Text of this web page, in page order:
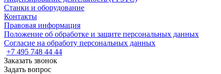
Станки и оборудование
Контакты
Правовая информация
Положение об обработке и защите персональных данных
Согласие на обработу персональных данных
+7 495 748 44 44
Заказать звонок
Задать вопрос